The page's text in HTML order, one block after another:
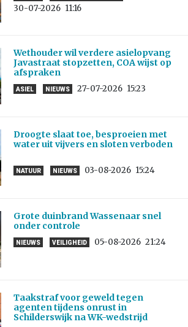
30-07-2026 11:16
Wethouder wil verdere asielopvang
Javastraat stopzetten, COA wijst op
afspraken
ASIEL NIEUWS 27-07-2026 15:23
Droogte slaat toe, besproeien met
water uit vijvers en sloten verboden
NATUUR NIEUWS 03-08-2026 15:24
Grote duinbrand Wassenaar snel
onder controle
NIEUWS VEILIGHEID 05-08-2026 21:24
Taakstraf voor geweld tegen
agenten tijdens onrust in
Schilderswijk na WK-wedstrijd